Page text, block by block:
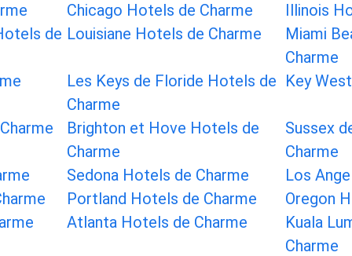
Chicago Hotels de Charme
Illinois
de Louisiane Hotels de Charme
Miami
Charme
Les Keys de Floride Hotels de
Charme
Key
Brighton et Hove Hotels de
Charme
Sussex
Charme
Sedona Hotels de Charme
Los
Portland Hotels de Charme
Oregon
Atlanta Hotels de Charme
Kuala
Charme